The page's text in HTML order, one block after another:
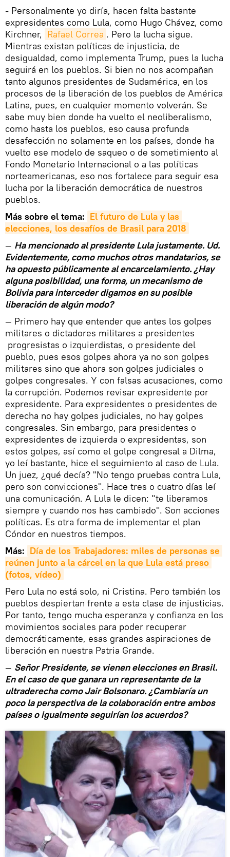
- Personalmente yo diría, hacen falta bastante
expresidentes como Lula, como Hugo Chávez, como
Kirchner, Rafael Correa . Pero la lucha sigue.
Mientras existan políticas de injusticia, de
desigualdad, como implementa Trump, pues la lucha
seguirá en los pueblos. Si bien no nos acompañan
tanto algunos presidentes de Sudamérica, en los
procesos de la liberación de los pueblos de América
Latina, pues, en cualquier momento volverán. Se
sabe muy bien donde ha vuelto el neoliberalismo,
como hasta los pueblos, eso causa profunda
desafección no solamente en los países, donde ha
vuelto ese modelo de saqueo o de sometimiento al
Fondo Monetario Internacional o a las políticas
norteamericanas, eso nos fortalece para seguir esa
lucha por la liberación democrática de nuestros
pueblos.
Más sobre el tema: El futuro de Lula y las
elecciones, los desafíos de Brasil para 2018
— Ha mencionado al presidente Lula justamente. Ud.
Evidentemente, como muchos otros mandatarios, se
ha opuesto públicamente al encarcelamiento. ¿Hay
alguna posibilidad, una forma, un mecanismo de
Bolivia para interceder digamos en su posible
liberación de algún modo?
— Primero hay que entender que antes los golpes
militares o dictadores militares a presidentes
progresistas o izquierdistas, o presidente del
pueblo, pues esos golpes ahora ya no son golpes
militares sino que ahora son golpes judiciales o
golpes congresales. Y con falsas acusaciones, como
la corrupción. Podemos revisar expresidente por
expresidente. Para expresidentes o presidentes de
derecha no hay golpes judiciales, no hay golpes
congresales. Sin embargo, para presidentes o
expresidentes de izquierda o expresidentas, son
estos golpes, así como el golpe congresal a Dilma,
yo leí bastante, hice el seguimiento al caso de Lula.
Un juez, ¿qué decía? "No tengo pruebas contra Lula,
pero son convicciones". Hace tres o cuatro días leí
una comunicación. A Lula le dicen: "te liberamos
siempre y cuando nos has cambiado". Son acciones
políticas. Es otra forma de implementar el plan
Cóndor en nuestros tiempos.
Más: Día de los Trabajadores: miles de personas se
reúnen junto a la cárcel en la que Lula está preso
(fotos, vídeo)
Pero Lula no está solo, ni Cristina. Pero también los
pueblos despiertan frente a esta clase de injusticias.
Por tanto, tengo mucha esperanza y confianza en los
movimientos sociales para poder recuperar
democráticamente, esas grandes aspiraciones de
liberación en nuestra Patria Grande.
— Señor Presidente, se vienen elecciones en Brasil.
En el caso de que ganara un representante de la
ultraderecha como Jair Bolsonaro. ¿Cambiaría un
poco la perspectiva de la colaboración entre ambos
países o igualmente seguirían los acuerdos?